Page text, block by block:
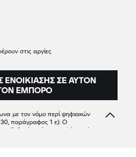
στις αργίες
ΣΕ ΑΥΤΌΝ
ΈΜΠΟΡΟ
με τον νόμο περί ψηφιακών
παράγραφος 1 ε): Ο
επιβεβαιώνει ότι προσφέρει μόνο